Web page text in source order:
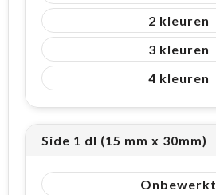
2
3
4
Side 1 dl (15 mm x 30mm)
Onbewerkt